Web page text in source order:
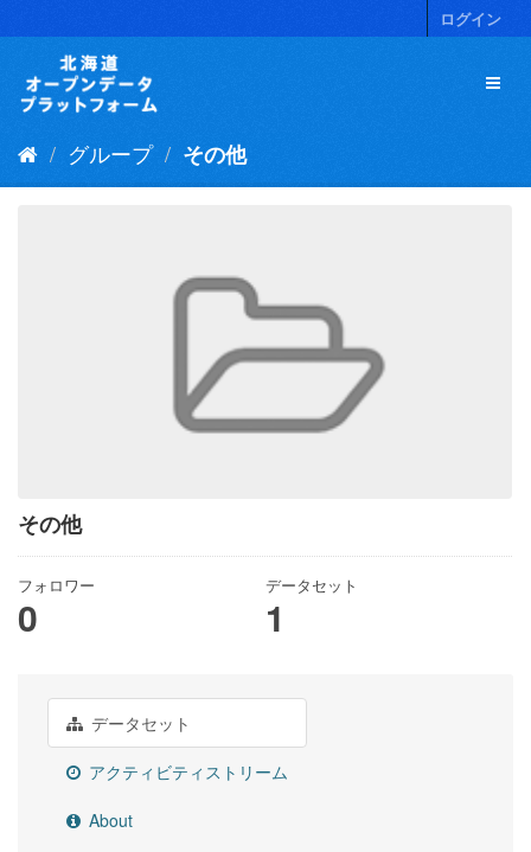
キ
ログイン
グループ その他
その他
フォロワー
0
データセット
1
データセット
アクティビティストリーム
About